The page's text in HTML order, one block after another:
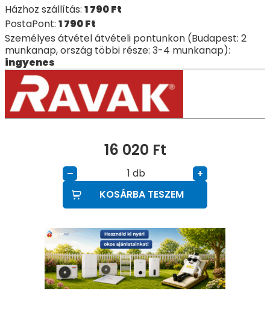
Házhoz szállítás: 1 790Ft
PostaPont: 1 790Ft
Személyes átvétel átvételi pontunkon (Budapest: 2
munkanap, ország többi része: 3-4 munkanap):
ingyenes
16 020 Ft
– db
+
KOSÁRBA TESZEM